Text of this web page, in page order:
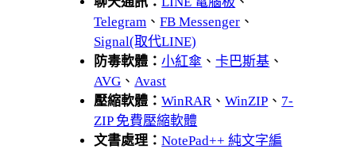
Telegram 、FB Messenger 、
Signal(取代LINE)
防毒軟體：小紅傘 、卡巴斯基 、
AVG 、 Avast
壓縮軟體：WinRAR 、WinZIP 、 7-
ZIP 免費壓縮軟體
文書處理：NotePad++ 純文字編